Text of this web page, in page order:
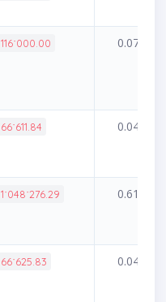
116˙000.00 0.07%
66˙611.84 0.04%
1˙048˙276.29 0.61%
66˙625.83 0.04%